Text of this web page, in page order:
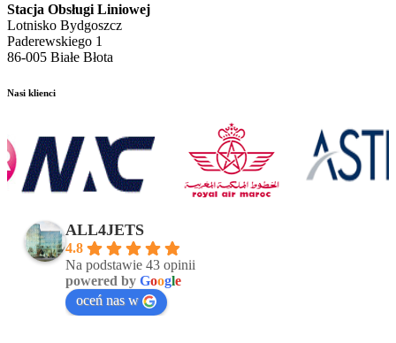
Stacja Obsługi Liniowej
Lotnisko Bydgoszcz
Paderewskiego 1
86-005 Białe Błota
Nasi klienci
ALL4JETS
4.8
Na podstawie 43 opinii
powered by Google
oceń nas w